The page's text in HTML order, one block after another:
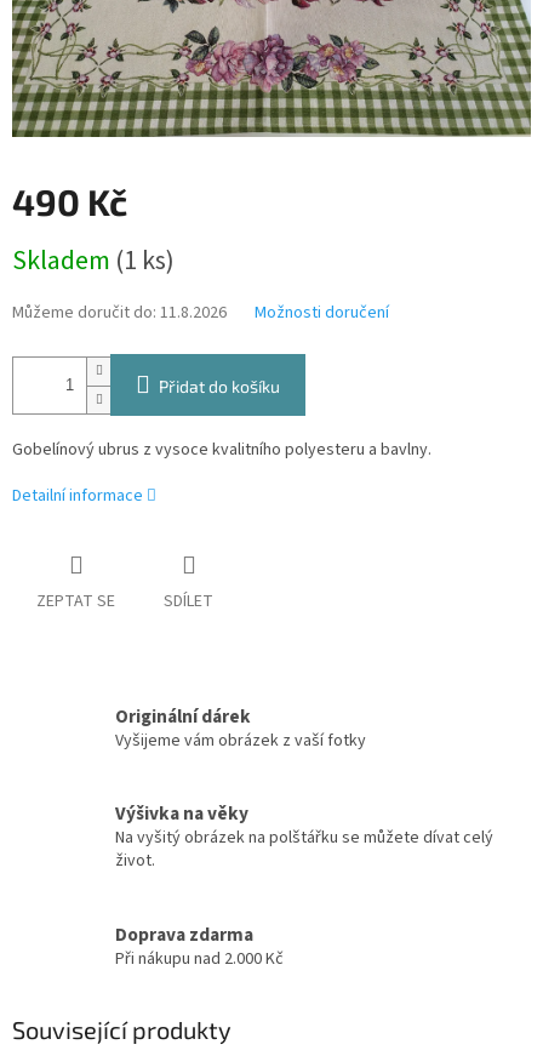
490 Kč
cena:
Skladem (1 ks)
Můžeme doručit do: 11.8.2026 Možnosti doručení
Přidat do košíku
Gobelínový ubrus z vysoce kvalitního polyesteru a bavlny.
Detailní informace
ZEPTAT SE SDÍLET
Originální dárek
Vyšijeme vám obrázek z vaší fotky
Výšivka na věky
Na vyšitý obrázek na polštářku se můžete dívat celý
život.
Doprava zdarma
Při nákupu nad 2.000 Kč
Související produkty